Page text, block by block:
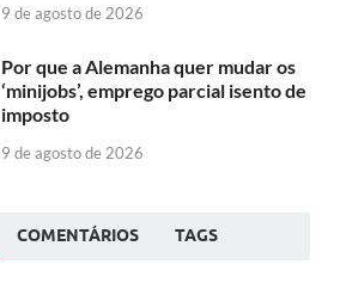
9 de agosto de 2026
Por que a Alemanha quer mudar os
‘minijobs’, emprego parcial isento de
imposto
9 de agosto de 2026
COMENTÁRIOS TAGS